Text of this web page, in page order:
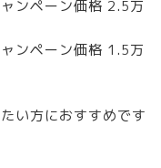
ンペーン価格 2.5万
ンペーン価格 1.5万
い方におすすめです